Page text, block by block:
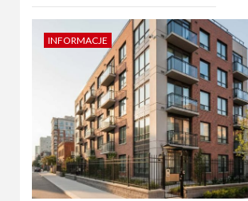
INFORMACJE